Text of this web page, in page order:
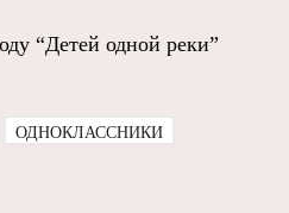
“Детей одной реки”
ОДНОКЛАССНИКИ